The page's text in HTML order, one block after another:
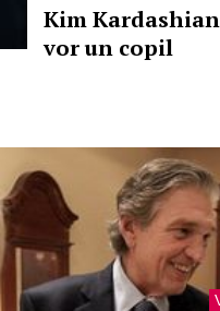
Kim
vor un copil